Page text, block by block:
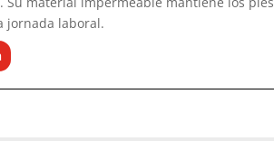
jornada laboral.